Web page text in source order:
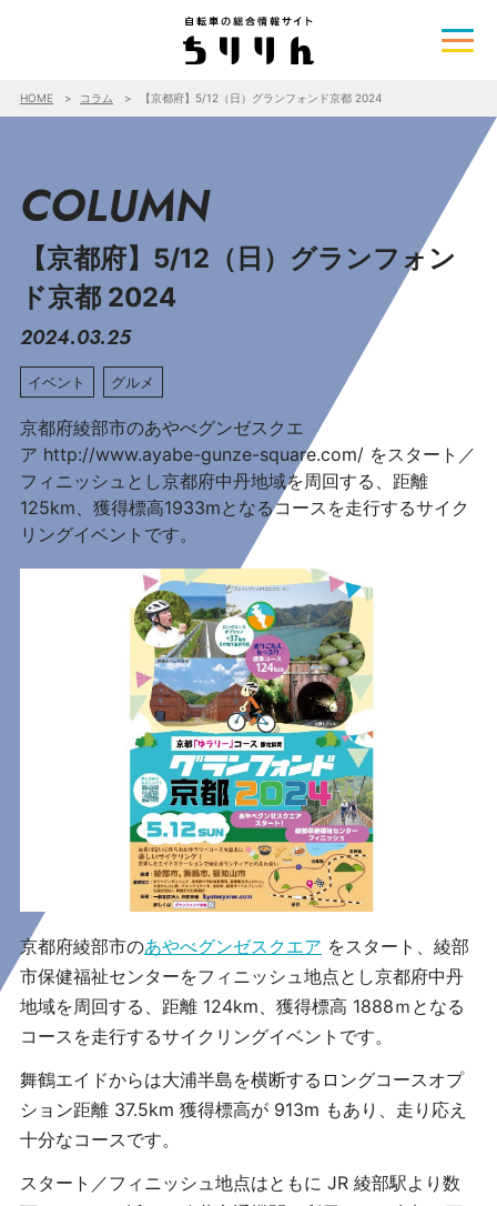
HOME コラム 【京都府】5/12（日）グランフォンド京都 2024
COLUMN
【京都府】5/12（日）グランフォン
ド京都 2024
2024.03.25
イベント グルメ
京都府綾部市のあやべグンゼスクエ
ア http://www.ayabe-gunze-square.com/ をスタート／
フィニッシュとし京都府中丹地域を周回する、距離
125km、獲得標高1933mとなるコースを走行するサイク
リングイベントです。
京都府綾部市のあやべグンゼスクエア をスタート、綾部
市保健福祉センターをフィニッシュ地点とし京都府中丹
地域を周回する、距離 124km、獲得標高 1888ｍとなる
コースを走行するサイクリングイベントです。
舞鶴エイドからは大浦半島を横断するロングコースオプ
ション距離 37.5km 獲得標高が 913m もあり、走り応え
十分なコースです。
スタート／フィニッシュ地点はともに JR 綾部駅より数